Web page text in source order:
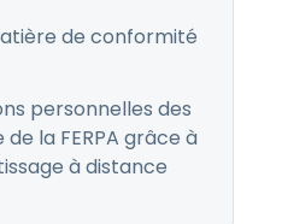
de conformité
personnelles des
la FERPA grâce à
à distance